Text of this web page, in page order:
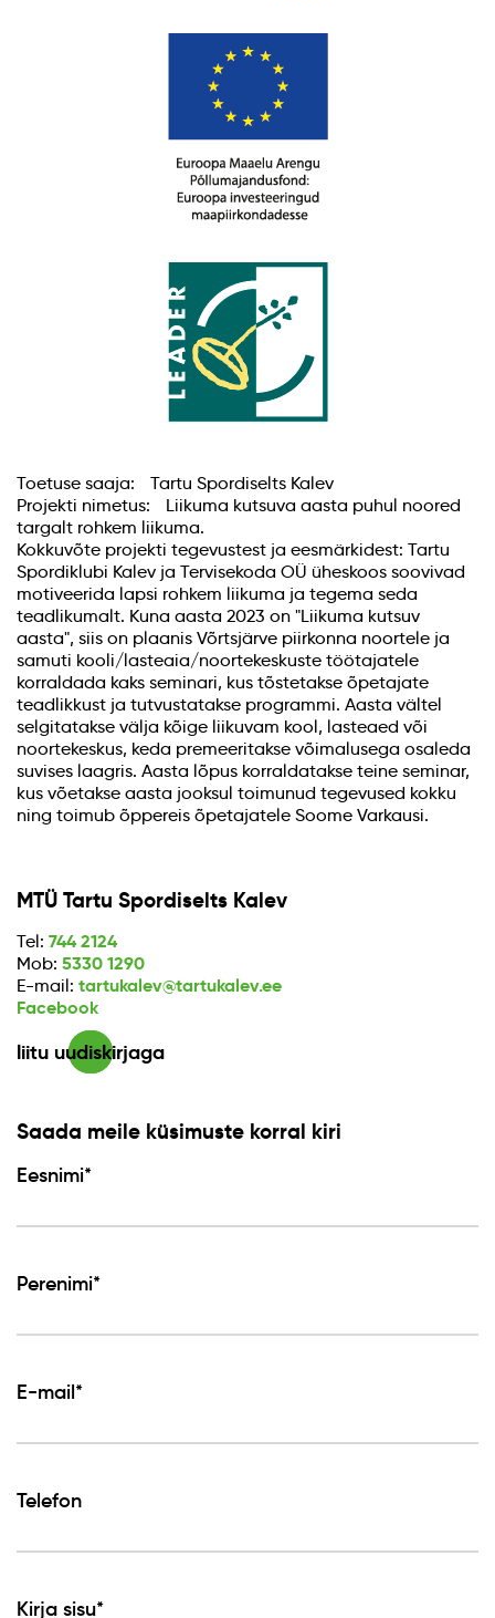
Toetuse saaja: Tartu Spordiselts Kalev
Projekti nimetus: Liikuma kutsuva aasta puhul noored
targalt rohkem liikuma.
Kokkuvõte projekti tegevustest ja eesmärkidest: Tartu
Spordiklubi Kalev ja Tervisekoda OÜ üheskoos soovivad
motiveerida lapsi rohkem liikuma ja tegema seda
teadlikumalt. Kuna aasta 2023 on "Liikuma kutsuv
aasta", siis on plaanis Võrtsjärve piirkonna noortele ja
samuti kooli/lasteaia/noortekeskuste töötajatele
korraldada kaks seminari, kus tõstetakse õpetajate
teadlikkust ja tutvustatakse programmi. Aasta vältel
selgitatakse välja kõige liikuvam kool, lasteaed või
noortekeskus, keda premeeritakse võimalusega osaleda
suvises laagris. Aasta lõpus korraldatakse teine seminar,
kus võetakse aasta jooksul toimunud tegevused kokku
ning toimub õppereis õpetajatele Soome Varkausi.
MTÜ Tartu Spordiselts Kalev
Tel: 744 2124
Mob: 5330 1290
E-mail: tartukalev@tartukalev.ee
Facebook
liitu uudiskirjaga
Saada meile küsimuste korral kiri
Eesnimi*
Perenimi*
E-mail*
Telefon
Kirja sisu*